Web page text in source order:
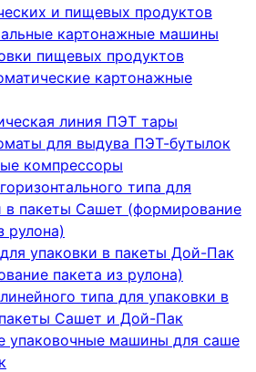
и пищевых продуктов
картонажные машины
пищевых продуктов
картонажные
линия ПЭТ тары
для выдува ПЭТ-бутылок
компрессоры
типа для
в пакеты Сашет (формирование
рулона)
упаковки в пакеты Дой-Пак
пакета из рулона)
типа для упаковки в
Сашет и Дой-Пак
упаковочные машины для саше